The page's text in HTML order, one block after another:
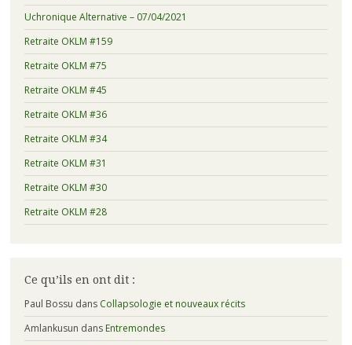
Uchronique Alternative – 07/04/2021
Retraite OKLM #159
Retraite OKLM #75
Retraite OKLM #45
Retraite OKLM #36
Retraite OKLM #34
Retraite OKLM #31
Retraite OKLM #30
Retraite OKLM #28
Ce qu’ils en ont dit :
Paul Bossu dans Collapsologie et nouveaux récits
Amlankusun dans Entremondes